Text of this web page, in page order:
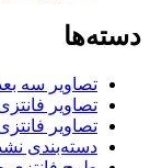
دسته‌ها
تصاویر سه
تصاویر
تصاویر
دسته‌بندی